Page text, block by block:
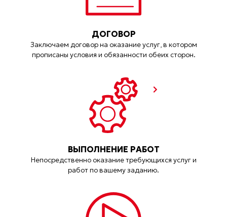
ДОГОВОР
Заключаем договор на оказание услуг, в котором
прописаны условия и обязанности обеих сторон.
ВЫПОЛНЕНИЕ РАБОТ
Непосредственно оказание требующихся услуг и
работ по вашему заданию.